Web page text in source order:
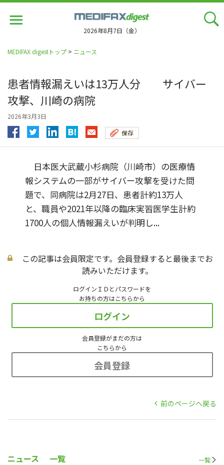
2026年8月7日（金）
MEDIFAX digestトップ > ニュース
患者情報漏えいは13万人分 サイバー
攻撃、川崎の病院
2026年3月3日
保存
日本医大武蔵小杉病院（川崎市）の医療情
報システムの一部がサイバー攻撃を受けた問
題で、同病院は2月27日、患者計約13万人
と、職員や2021年以降の臨床実習医学生計約
1700人の個人情報漏えいが判明し...
この記事は会員限定です。会員登録すると最後までお
読みいただけます。
ログインＩＤとパスワードを
お持ちの方はこちらから
ログイン
会員登録がまだの方は
こちらから
会員登録
前のページへ戻る
ニュース 一覧 一覧